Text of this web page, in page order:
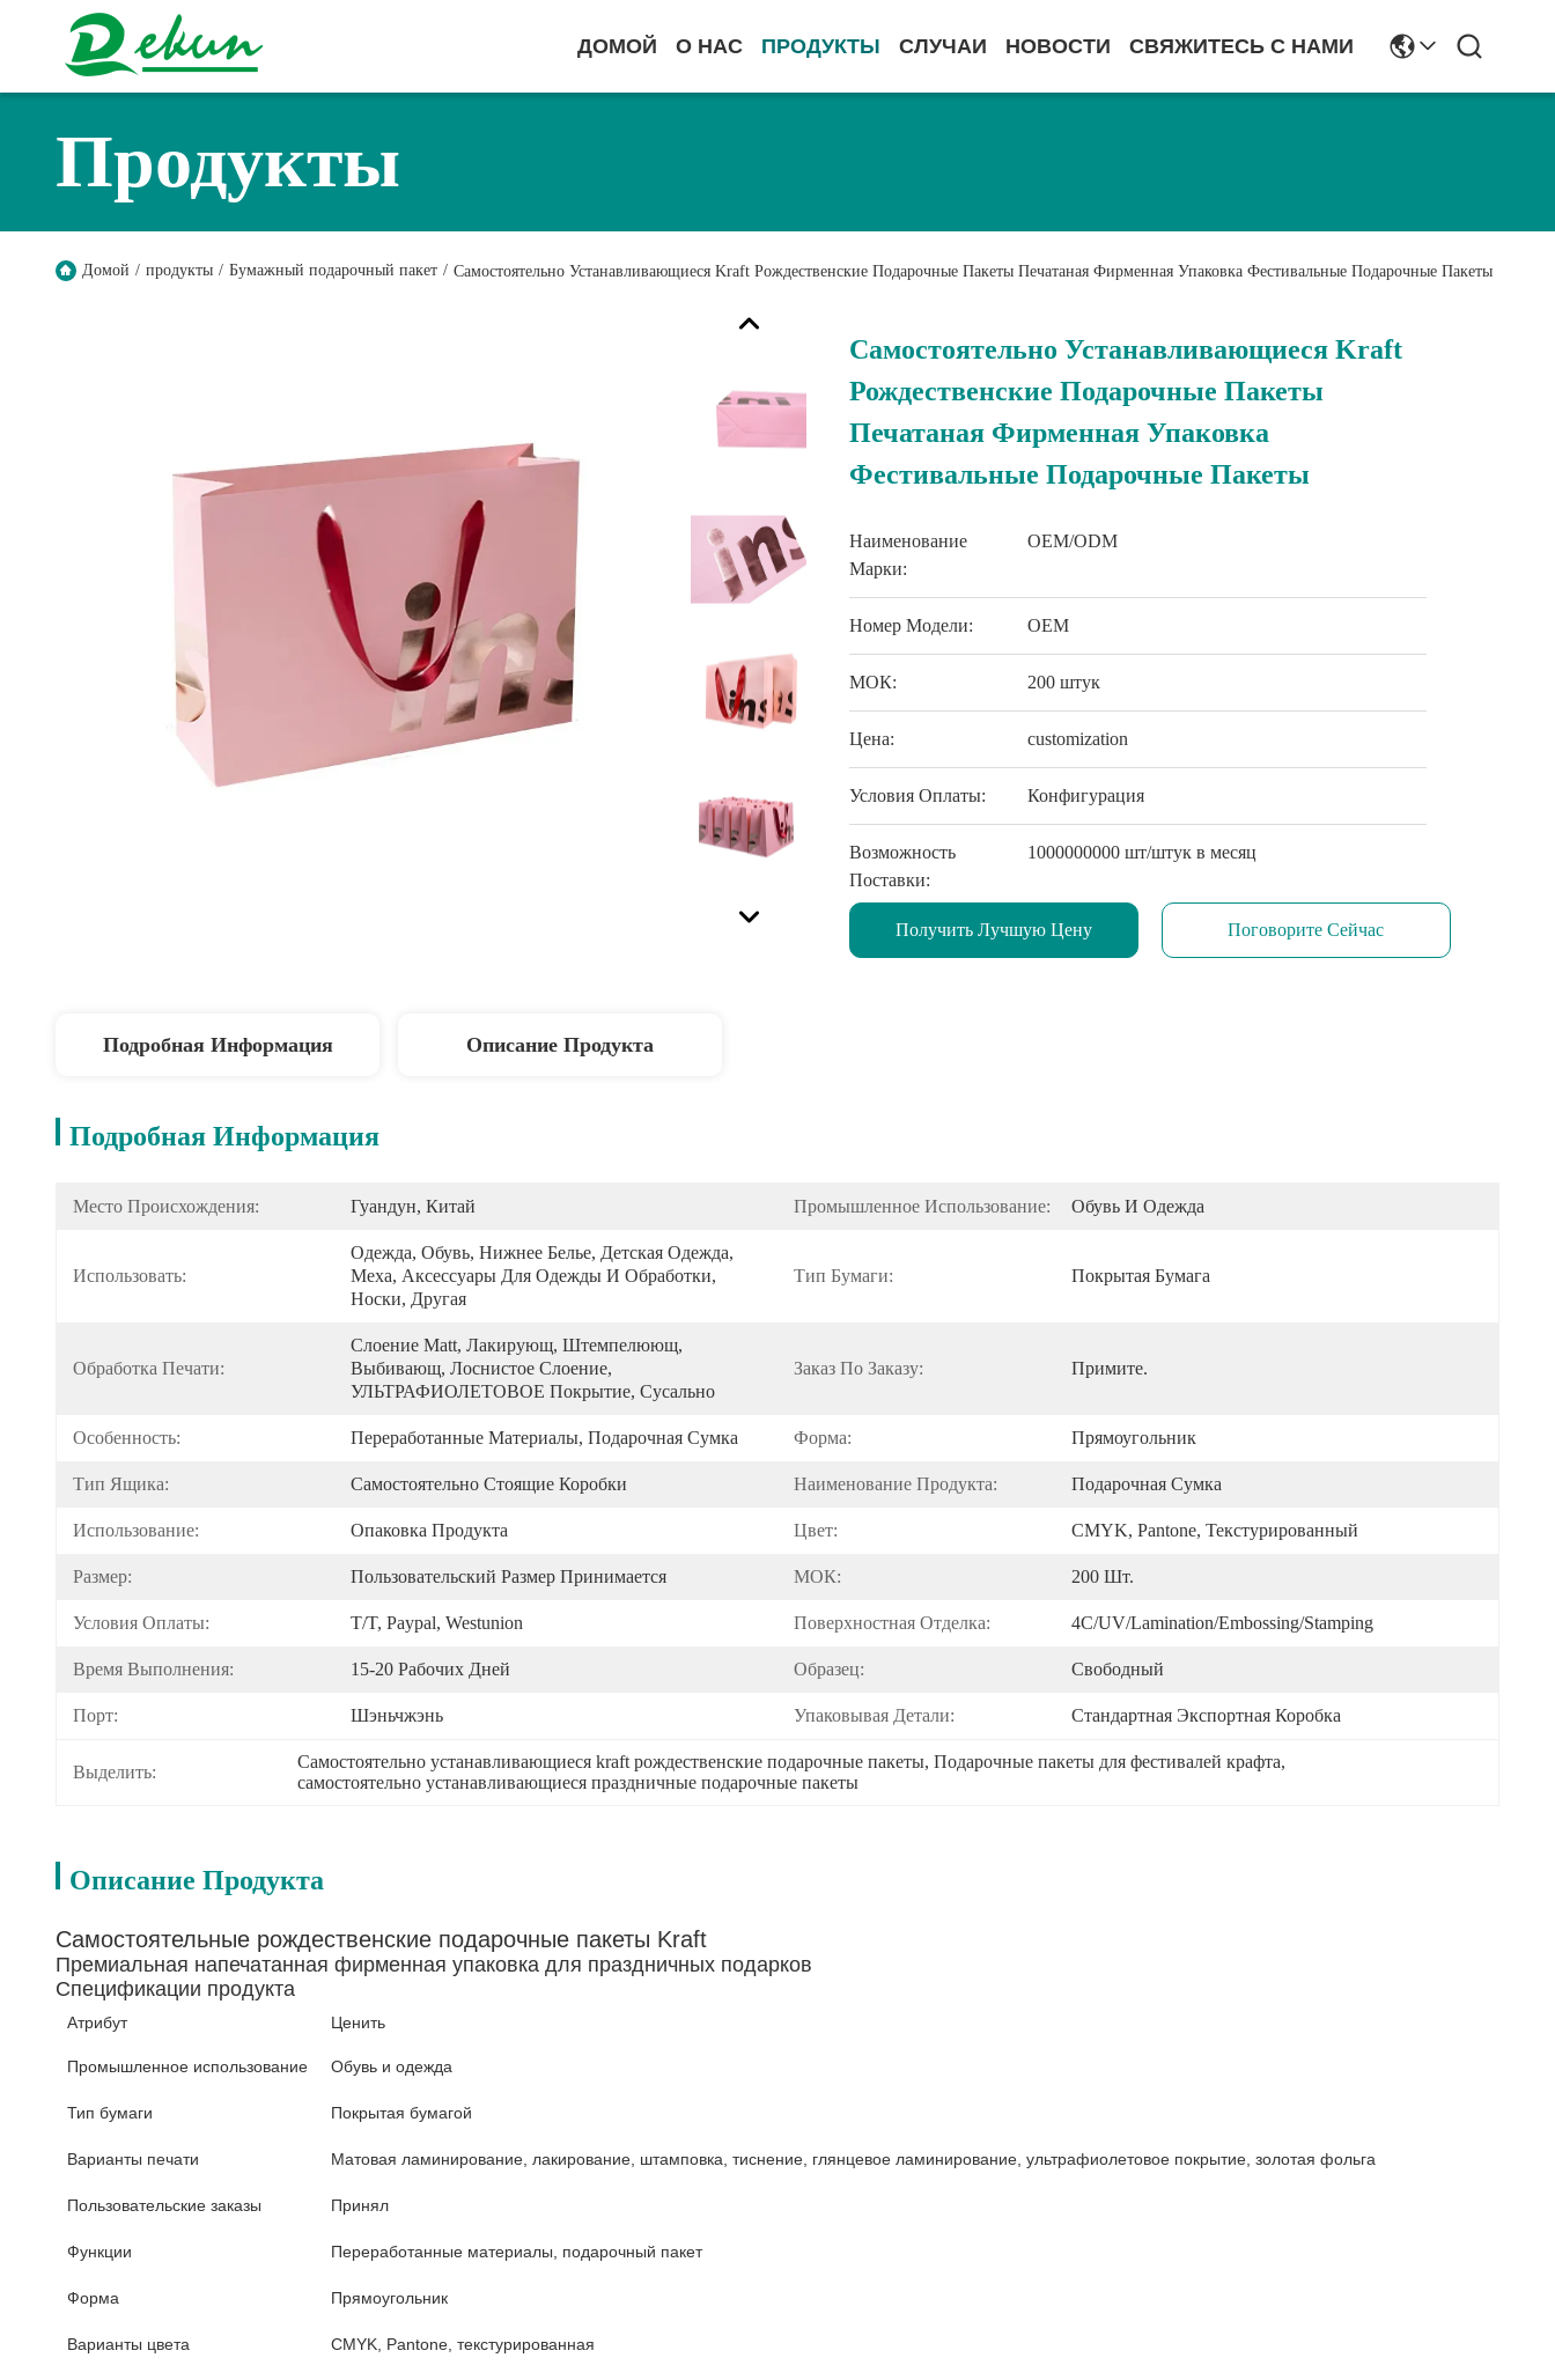
ДОМОЙ О НАС ПРОДУКТЫ СЛУЧАИ НОВОСТИ СВЯЖИТЕСЬ С НАМИ
Продукты
Домой / продукты / Бумажный подарочный пакет / Самостоятельно Устанавливающиеся Kraft Рождественские Подарочные Пакеты Печатаная Фирменная Упаковка Фестивальные Подарочные Пакеты
Самостоятельно Устанавливающиеся Kraft
Рождественские Подарочные Пакеты
Печатаная Фирменная Упаковка
Фестивальные Подарочные Пакеты
Наименование
Марки:
OEM/ODM
Номер Модели: OEM
МОК: 200 штук
Цена: customization
Условия Оплаты: Конфигурация
Возможность
Поставки:
1000000000 шт/штук в месяц
Получить Лучшую Цену Поговорите Сейчас
Подробная Информация Описание Продукта
Подробная Информация
Место Происхождения: Гуандун, Китай Промышленное Использование: Обувь И Одежда
Использовать:
Одежда, Обувь, Нижнее Белье, Детская Одежда,
Меха, Аксессуары Для Одежды И Обработки,
Носки, Другая
Тип Бумаги: Покрытая Бумага
Обработка Печати:
Слоение Matt, Лакирующ, Штемпелюющ,
Выбивающ, Лоснистое Слоение,
УЛЬТРАФИОЛЕТОВОЕ Покрытие, Сусально
Заказ По Заказу: Примите.
Особенность: Переработанные Материалы, Подарочная Сумка Форма: Прямоугольник
Тип Ящика: Самостоятельно Стоящие Коробки Наименование Продукта: Подарочная Сумка
Использование: Опаковка Продукта Цвет: CMYK, Pantone, Текстурированный
Размер: Пользовательский Размер Принимается МОК: 200 Шт.
Условия Оплаты: T/T, Paypal, Westunion Поверхностная Отделка: 4C/UV/Lamination/Embossing/Stamping
Время Выполнения: 15-20 Рабочих Дней Образец: Свободный
Порт: Шэньчжэнь Упаковывая Детали: Стандартная Экспортная Коробка
Выделить:
Самостоятельно устанавливающиеся kraft рождественские подарочные пакеты, Подарочные пакеты для фестивалей крафта,
самостоятельно устанавливающиеся праздничные подарочные пакеты
Описание Продукта
Самостоятельные рождественские подарочные пакеты Kraft
Премиальная напечатанная фирменная упаковка для праздничных подарков
Спецификации продукта
Атрибут Ценить
Промышленное использование Обувь и одежда
Тип бумаги Покрытая бумагой
Варианты печати Матовая ламинирование, лакирование, штамповка, тиснение, глянцевое ламинирование, ультрафиолетовое покрытие, золотая фольга
Пользовательские заказы Принял
Функции Переработанные материалы, подарочный пакет
Форма Прямоугольник
Варианты цвета CMYK, Pantone, текстурированная